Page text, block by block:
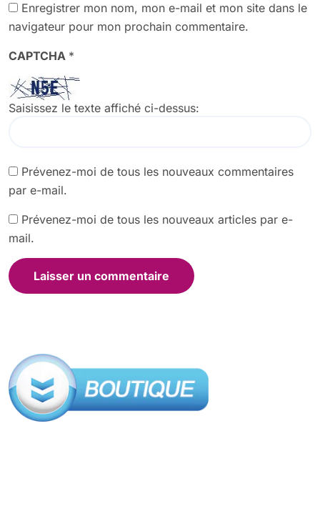
Enregistrer mon nom, mon e-mail et mon site dans le
navigateur pour mon prochain commentaire.
CAPTCHA *
Saisissez le texte affiché ci-dessus:
Prévenez-moi de tous les nouveaux commentaires
par e-mail.
Prévenez-moi de tous les nouveaux articles par e-
mail.